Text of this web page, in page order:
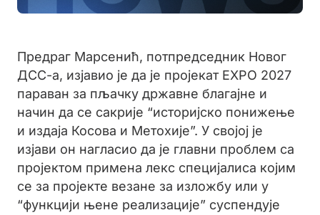
Предраг Марсенић, потпредседник Новог
ДСС-а, изјавио је да је пројекат EXPO 2027
параван за пљачку државне благајне и
начин да се сакрије “историјско понижење
и издаја Косова и Метохије”. У својој је
изјави он нагласио да је главни проблем са
пројектом примена лекс специјалиса којим
се за пројекте везане за изложбу или у
“функцији њене реализације” суспендује